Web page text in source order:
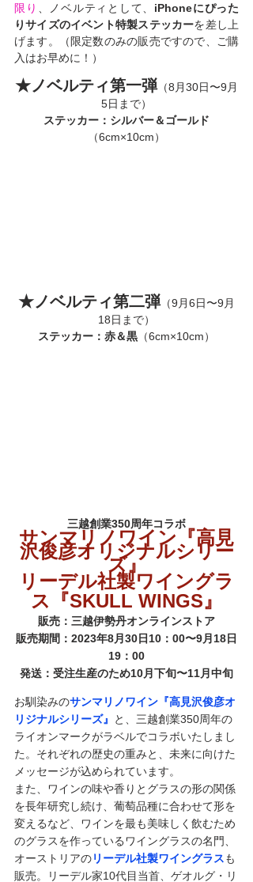
限り
、ノベルティとして、 iPhoneにぴった
りサイズのイベント特製ステッカーを差し上
げます。（限定数のみの販売ですので、ご購
入はお早めに！）
★ノベルティ第一弾（8月30日〜9月
5日まで）
ステッカー：シルバー＆ゴールド
（6cm×10cm）
★ノベルティ第二弾（9月6日〜9月
18日まで）
ステッカー：赤＆黒 （6cm×10cm）
三越創業350周年コラボ
サンマリノワイン『高見
沢俊彦オリジナルシリー
ズ』
リーデル社製ワイングラ
ス『SKULL WINGS』
販売：三越伊勢丹オンラインストア
販売期間：2023年8月30日10：00〜9月18日
19：00
発送：受注生産のため10月下旬〜11月中旬
お馴染みのサンマリノワイン『高見沢俊彦オ
リジナルシリーズ』
と、三越創業350周年の
ライオンマークがラベルでコラボいたしまし
た。それぞれの歴史の重みと、未来に向けた
メッセージが込められています。
また、ワインの味や香りとグラスの形の関係
を長年研究し続け、葡萄品種に合わせて形を
変えるなど、ワインを最も美味しく飲むため
のグラスを作っているワイングラスの名門、
オーストリアのリーデル社製ワイングラスも
販売。
リーデル家10代目当首、ゲオルグ・リ